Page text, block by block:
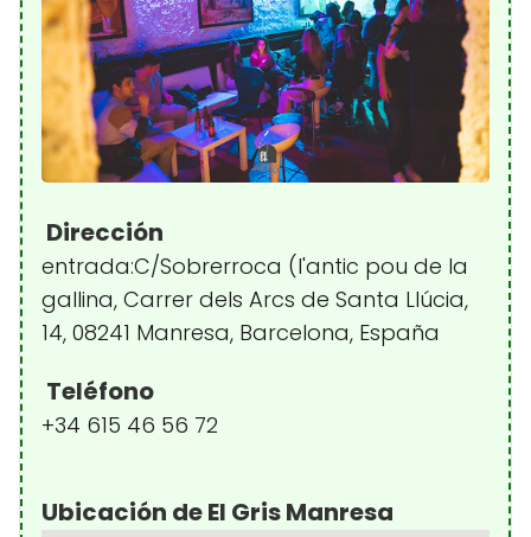
Dirección
entrada:C/Sobrerroca (l'antic pou de la
gallina, Carrer dels Arcs de Santa Llúcia,
14, 08241 Manresa, Barcelona, España
Teléfono
+34 615 46 56 72
Ubicación de El Gris Manresa